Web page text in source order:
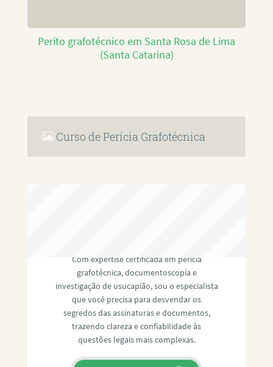
Perito grafotécnico em Santa Rosa de Lima
(Santa Catarina)
Curso de Perícia Grafotécnica
Com expertise certificada em perícia
grafotécnica, documentoscopia e
investigação de usucapião, sou o especialista
que você precisa para desvendar os
segredos das assinaturas e documentos,
trazendo clareza e confiabilidade às
questões legais mais complexas.